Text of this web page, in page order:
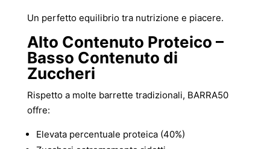
Un perfetto equilibrio tra nutrizione e piacere.
Alto Contenuto Proteico –
Basso Contenuto di
Zuccheri
Rispetto a molte barrette tradizionali, BARRA50
offre:
Elevata percentuale proteica (40%)